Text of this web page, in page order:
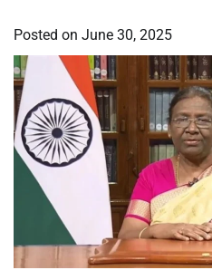
Posted on June 30, 2025